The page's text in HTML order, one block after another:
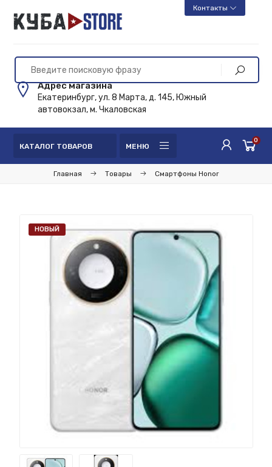
Контакты
Адрес магазина
Екатеринбург, ул. 8 Марта, д. 145, Южный
автовокзал, м. Чкаловская
КАТАЛОГ ТОВАРОВ МЕНЮ
0
Главная Товары Смартфоны Honor
НОВЫЙ